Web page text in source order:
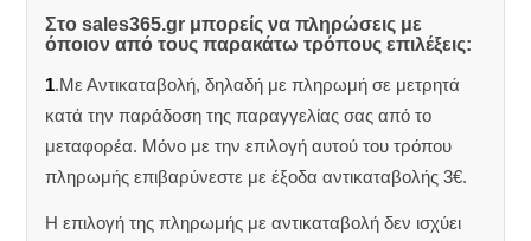
Στο sales365.gr μπορείς να πληρώσεις με
όποιον από τους παρακάτω τρόπους επιλέξεις:
1.Με Αντικαταβολή, δηλαδή με πληρωμή σε μετρητά
κατά την παράδοση της παραγγελίας σας από το
μεταφορέα. Μόνο με την επιλογή αυτού του τρόπου
πληρωμής επιβαρύνεστε με έξοδα αντικαταβολής 3€.
Η επιλογή της πληρωμής με αντικαταβολή δεν ισχύει